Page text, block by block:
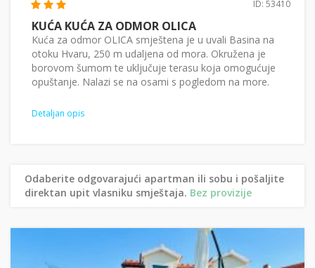
ID: 53410
KUĆA KUĆA ZA ODMOR OLICA
Kuća za odmor OLICA smještena je u uvali Basina na
otoku Hvaru, 250 m udaljena od mora. Okružena je
borovom šumom te uključuje terasu koja omogućuje
opuštanje. Nalazi se na osami s pogledom na more.
Detaljan opis
Odaberite odgovarajući apartman ili sobu i pošaljite
direktan upit vlasniku smještaja. Bez provizije